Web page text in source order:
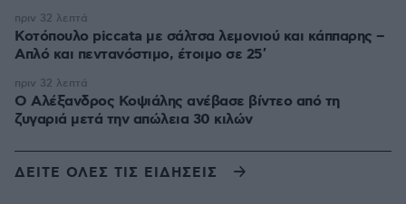
Κοτόπουλο piccata με σάλτσα λεμονιού και κάππαρης –
Απλό και πεντανόστιμο, έτοιμο σε 25′
πριν 32 λεπτά
Ο Αλέξανδρος Κοψιάλης ανέβασε βίντεο από τη
ζυγαριά μετά την απώλεια 30 κιλών
πριν 32 λεπτά
ΔΕΙΤΕ ΟΛΕΣ ΤΙΣ ΕΙΔΗΣΕΙΣ